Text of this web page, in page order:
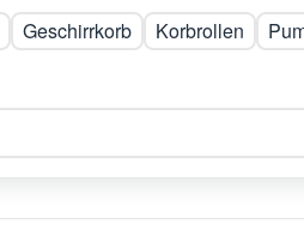
Geschirrkorb Korbrollen